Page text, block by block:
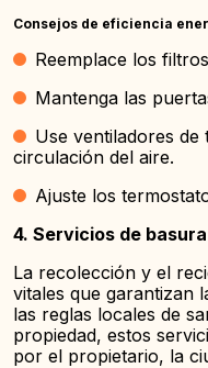
Consejos de eficiencia
Reemplace los
Mantenga las
Use ventiladores
circulación del aire.
Ajuste los
4. Servicios de
La recolección y el
vitales que garantizan
las reglas locales de
propiedad, estos
por el propietario, la